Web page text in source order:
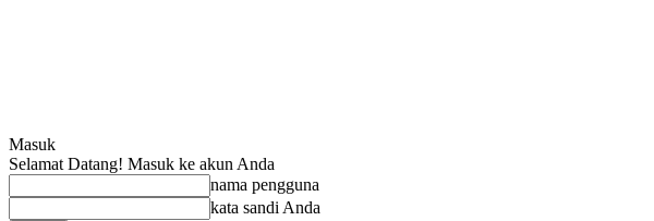
Masuk
Selamat Datang! Masuk ke akun Anda
nama pengguna
kata sandi Anda